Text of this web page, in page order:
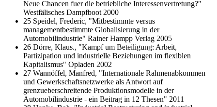
Neue Chancen fuer die betriebliche Interessenvertretung?"
Westfälisches Dampfboot 2000
25 Speidel, Frederic, "Mitbestimmte versus
managementbestimmte Globalisierung in der
Automobilindustrie" Rainer Hampp Verlag 2005
26 Dörre, Klaus., "Kampf um Beteiligung: Arbeit,
Partizipation und industrielle Beziehungen im flexiblen
Kapitalismus" Opladen 2002
27 Wannöffel, Manfred, "Internationale Rahmenabkommen
und Gewerkschaftsnetzwerke als Antwort auf
grenzueberschreitende Produktionsmodelle in der
Automobilindustrie - ein Beitrag in 12 Thesen" 2011